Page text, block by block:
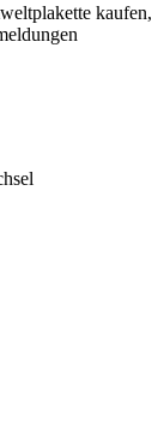
kaufen,